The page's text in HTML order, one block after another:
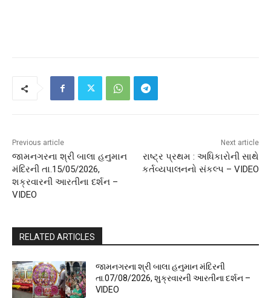
Previous article
જામનગરના શ્રી બાલા હનુમાન
મંદિરની તા.15/05/2026,
શક્રવારની આરતીના દર્શન –
VIDEO
Next article
રાષ્ટ્ર પ્રથમ : અધિકારોની સાથે
કર્તવ્યપાલનનો સંકલ્પ – VIDEO
RELATED ARTICLES
જામનગરના શ્રી બાલા હનુમાન મંદિરની
તા.07/08/2026, શુક્રવારની આરતીના દર્શન –
VIDEO